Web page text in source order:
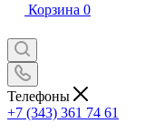
Корзина 0
Телефоны
+7 (343) 361 74 61